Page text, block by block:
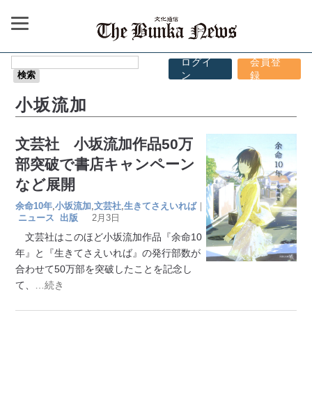
ログイ
ン
会員登
録
小坂流加
文芸社 小坂流加作品50万
部突破で書店キャンペーン
など展開
余命10年 ,小坂流加 ,文芸社 ,生きてさえいれば｜
ニュース
出版 2月3日
文芸社はこのほど小坂流加作品『余命10
年』と『生きてさえいれば』の発行部数が
合わせて50万部を突破したことを記念し
て、
…続き